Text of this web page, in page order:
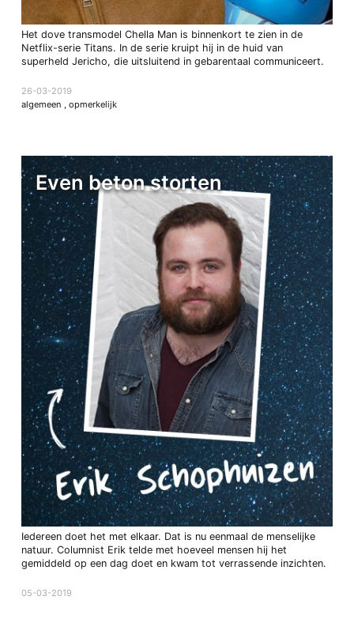
Het dove transmodel Chella Man is binnenkort te zien in de
Netflix-serie Titans. In de serie kruipt hij in de huid van
superheld Jericho, die uitsluitend in gebarentaal communiceert.
26-03-2019
algemeen , opmerkelijk
Even beton storten
Iedereen doet het met elkaar. Dat is nu eenmaal de menselijke
natuur. Columnist Erik telde met hoeveel mensen hij het
gemiddeld op een dag doet en kwam tot verrassende inzichten.
05-03-2019